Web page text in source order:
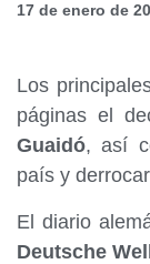
17 de enero de
Los
páginas el
Guaidó, así
país y
El diario
Deutsche